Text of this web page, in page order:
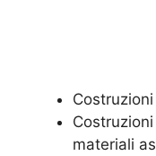
materiali